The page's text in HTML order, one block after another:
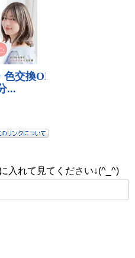
入れて見てください↓(^_^)